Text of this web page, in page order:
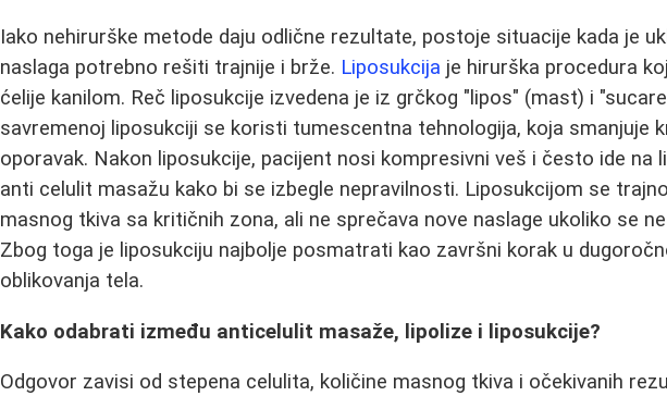
Iako nehirurške metode daju odlične rezultate, postoje situacije kada je
naslaga potrebno rešiti trajnije i brže. Liposukcija je hirurška procedura
ćelije kanilom. Reč liposukcije izvedena je iz grčkog "lipos" (mast) i
savremenoj liposukciji se koristi tumescentna tehnologija, koja smanjuje
oporavak. Nakon liposukcije, pacijent nosi kompresivni veš i često ide na
anti celulit masažu kako bi se izbegle nepravilnosti. Liposukcijom se
masnog tkiva sa kritičnih zona, ali ne sprečava nove naslage ukoliko se
Zbog toga je liposukciju najbolje posmatrati kao završni korak u
oblikovanja tela.
Kako odabrati između anticelulit masaže, lipolize i liposukcije?
Odgovor zavisi od stepena celulita, količine masnog tkiva i očekivanih